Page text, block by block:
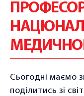
Сьогодні маємо
поділитись зі